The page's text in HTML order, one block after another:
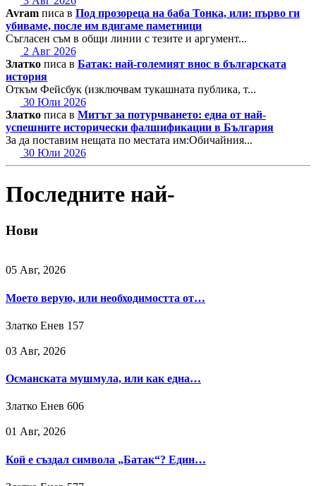
Avram писа в Под прозореца на баба Тонка, или: първо ги
убиваме, после им вдигаме паметници
Съгласен съм в общи линии с тезите и аргумент...
2 Авг 2026
Златко писа в Батак: най-големият внос в българската
история
Откъм Фейсбук (изключвам тукашната публика, т...
30 Юли 2026
Златко писа в Митът за потурчването: една от най-
успешните исторически фалшификации в България
За да поставим нещата по местата им:Обичайния...
30 Юли 2026
Последните най-
Нови
05 Авг, 2026
Моето верую, или необходимостта от…
Златко Енев 157
03 Авг, 2026
Османската мушмула, или как една…
Златко Енев 606
01 Авг, 2026
Кой е създал символа „Батак“? Един…